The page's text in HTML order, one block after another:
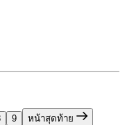
9 หน้าสุดท้าย